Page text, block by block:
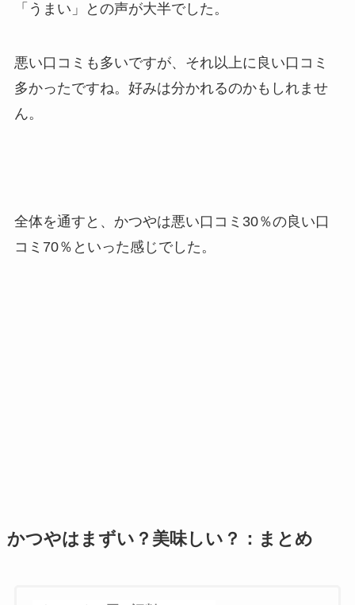
「うまい」との声が大半でした。
悪い口コミも多いですが、それ以上に良い口コミ
多かったですね。好みは分かれるのかもしれませ
ん。
全体を通すと、かつやは悪い口コミ30％の良い口
コミ70％といった感じでした。
かつやはまずい？美味しい？：まとめ